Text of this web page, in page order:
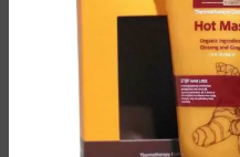
ДОДАТКОВА
ВІДГУКИ (0)